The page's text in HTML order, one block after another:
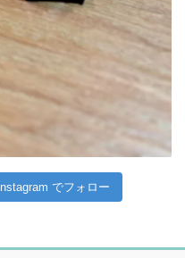
Instagram でフォロー